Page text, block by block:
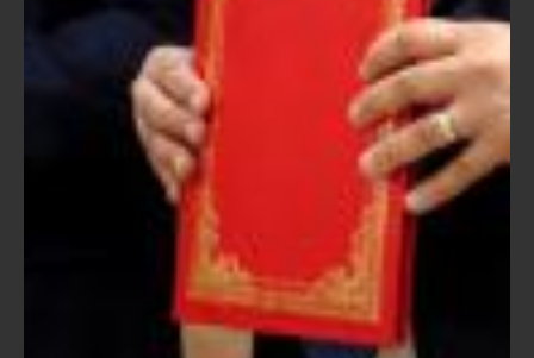
Vendredi, 10 Juin 2022
Signature de 4 conventions d’investissement dans les
secteurs agroalimentaire, textile, plasturgie et dispositifs
médicaux dans la région de Marrakech -Safi